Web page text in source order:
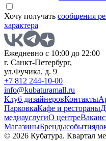
Хочу получать сообщения
характера
Ежедневно с 10:00 до 22:00
г. Санкт-Петербург,
ул.Фучика, д. 9
+7 812 244-10-00
info@kubaturamall.ru
Клуб дизайнеровКонтакты
ПарковкаКафе и рестораны
медиауслугиО центре
МагазиныБрендысобытия
© 2026 Кубатура. Квартал